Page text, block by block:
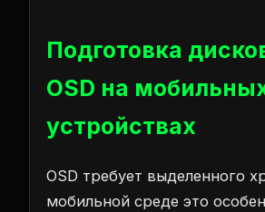
Подготовка
OSD на
устройствах
OSD требует выделенного
мобильной среде это